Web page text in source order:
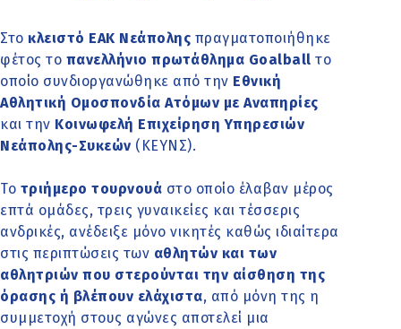
Στο κλειστό ΕΑΚ Νεάπολης πραγματοποιήθηκε
φέτος το πανελλήνιο πρωτάθλημα Goalball το
οποίο συνδιοργανώθηκε από την Εθνική
Αθλητική Ομοσπονδία Ατόμων με Αναπηρίες
και την Κοινωφελή Επιχείρηση Υπηρεσιών
Νεάπολης-Συκεών (ΚΕΥΝΣ).
Το τριήμερο τουρνουά στο οποίο έλαβαν μέρος
επτά ομάδες, τρεις γυναικείες και τέσσερις
ανδρικές, ανέδειξε μόνο νικητές καθώς ιδιαίτερα
στις περιπτώσεις των αθλητών και των
αθλητριών που στερούνται την αίσθηση της
όρασης ή βλέπουν ελάχιστα, από μόνη της η
συμμετοχή στους αγώνες αποτελεί μια